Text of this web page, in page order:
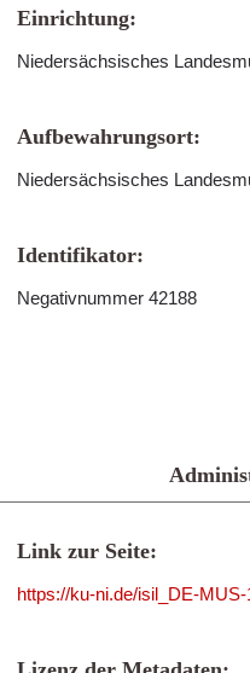
Einrichtung:
Niedersächsisches
Aufbewahrungsort:
Niedersächsisches
Identifikator:
Negativnummer 42188
Link zur Seite:
https://ku-ni.de/isil_DE-